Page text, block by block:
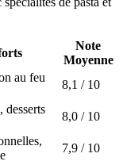
Note
Moyenne
au feu
8,1 / 10
desserts
8,0 / 10
7,9 / 10